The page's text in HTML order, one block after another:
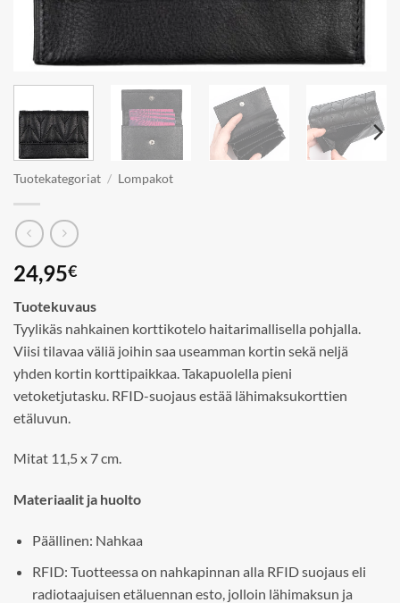
Tuotekategoriat / Lompakot
24,95€
Tuotekuvaus
Tyylikäs nahkainen korttikotelo haitarimallisella pohjalla.
Viisi tilavaa väliä joihin saa useamman kortin sekä neljä
yhden kortin korttipaikkaa. Takapuolella pieni
vetoketjutasku. RFID-suojaus estää lähimaksukorttien
etäluvun.
Mitat 11,5 x 7 cm.
Materiaalit ja huolto
Päällinen: Nahkaa
RFID: Tuotteessa on nahkapinnan alla RFID suojaus eli
radiotaajuisen etäluennan esto, jolloin lähimaksun ja